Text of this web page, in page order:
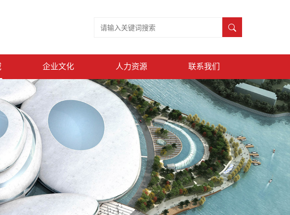
企业文化 人力资源 联系我们